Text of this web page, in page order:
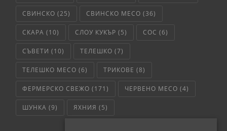
СВИНСКО (25) СВИНСКО МЕСО (36)
СКАРА (10) СЛОУ КУКЪР (5) СОС (6)
СЪВЕТИ (10) ТЕЛЕШКО (7)
ТЕЛЕШКО МЕСО (6) ТРИКОВЕ (8)
ФЕРМЕРСКО СВЕЖО (171) ЧЕРВЕНО МЕСО (4)
ШУНКА (9) ЯХНИЯ (5)